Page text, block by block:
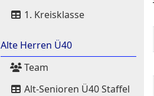
1. Kreisklasse
Alte Herren Ü40
Team
Alt-Senioren Ü40 Staffel